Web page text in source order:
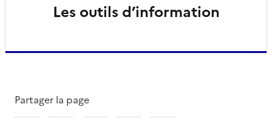
Les outils d’information
Partager la page